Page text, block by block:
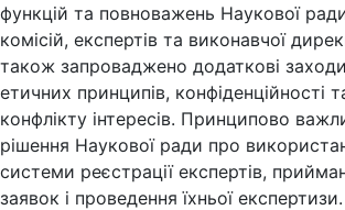
функцій та повноважень Наукової
комісій, експертів та виконавчої
також запроваджено додаткові
етичних принципів, конфіденційності
конфлікту інтересів. Принципово
рішення Наукової ради про
системи реєстрації експертів,
заявок і проведення їхньої